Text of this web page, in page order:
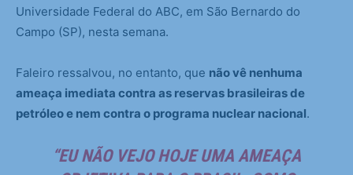
Universidade Federal do ABC, em São Bernardo do
Campo (SP), nesta semana.
Faleiro ressalvou, no entanto, que não vê nenhuma
ameaça imediata contra as reservas brasileiras de
petróleo e nem contra o programa nuclear nacional.
“EU NÃO VEJO HOJE UMA AMEAÇA